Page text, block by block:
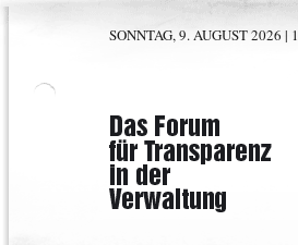
SONNTAG, 9. AUGUST 2026 |